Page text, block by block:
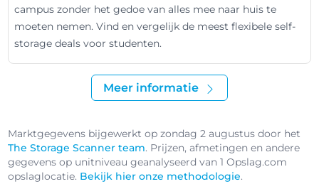
campus zonder het gedoe van alles mee naar huis te
moeten nemen. Vind en vergelijk de meest flexibele self-
storage deals voor studenten.
Meer informatie
Marktgegevens bijgewerkt op zondag 2 augustus door het
The Storage Scanner team. Prijzen, afmetingen en andere
gegevens op unitniveau geanalyseerd van 1 Opslag.com
opslaglocatie. Bekijk hier onze methodologie.